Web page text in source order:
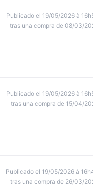
Publicado el 19/05/2026 à
tras una compra de 08/03/
Publicado el 19/05/2026 à
tras una compra de 15/04/
Publicado el 19/05/2026 à
tras una compra de 26/03/